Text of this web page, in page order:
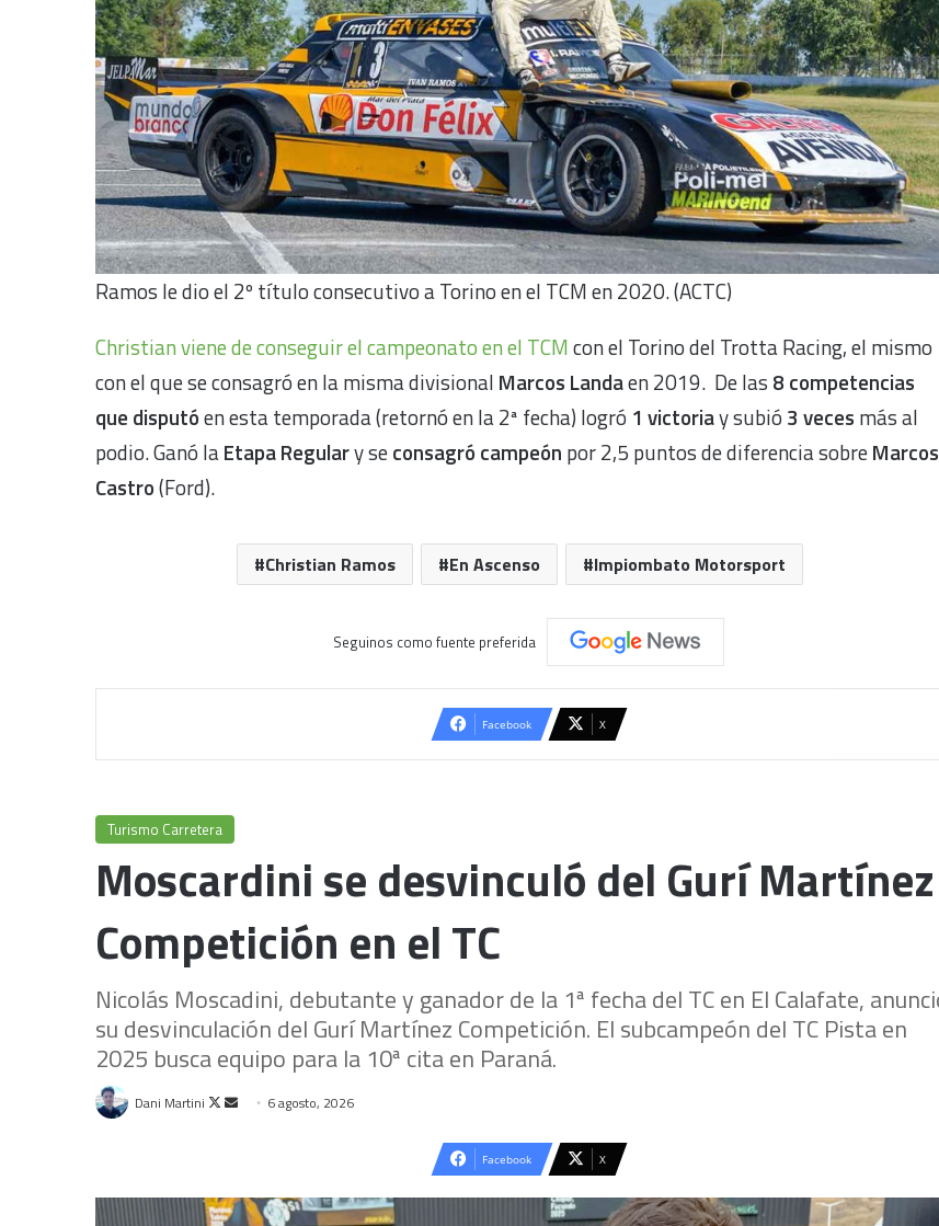
Ramos le dio el 2º título consecutivo a Torino en el TCM en 2020. (ACTC)
Christian viene de conseguir el campeonato en el TCMcon el Torino del Trotta Racing, el mismo
con el que se consagró en la misma divisional Marcos Landaen 2019. De las 8 competencias
que disputóen esta temporada (retornó en la 2ª fecha) logró 1 victoriay subió 3 veces más al
podio. Ganó laEtapa Regulary seconsagró campeón por 2,5 puntos de diferencia sobreMarcos
Castro(Ford).
Christian Ramos En Ascenso Impiombato Motorsport
Seguinos como fuente preferida
Facebook X